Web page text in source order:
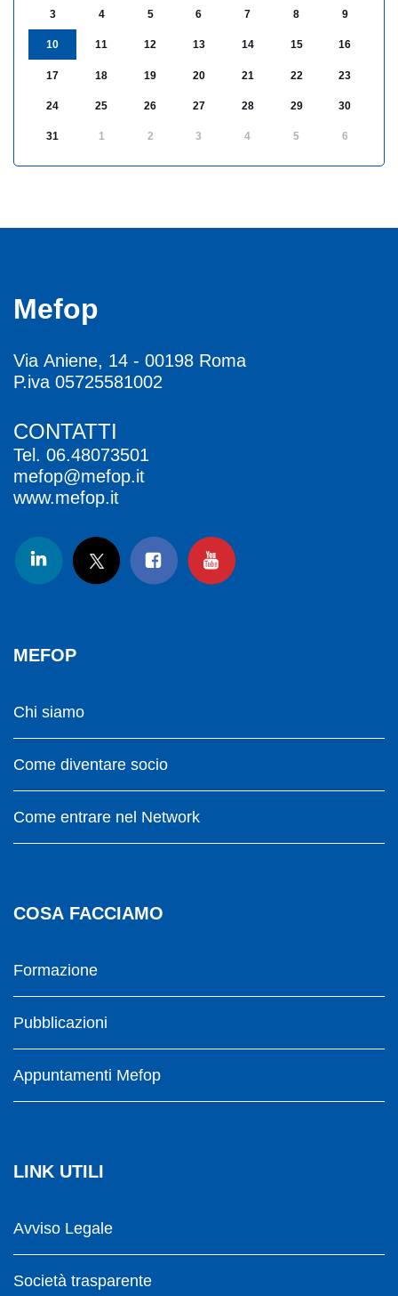
3 4 5 6 7 8 9
10 11 12 13 14 15 16
17 18 19 20 21 22 23
24 25 26 27 28 29 30
31 1 2 3 4 5 6
Mefop
Via Aniene, 14 - 00198 Roma
P.iva 05725581002
CONTATTI
Tel. 06.48073501
mefop@mefop.it
www.mefop.it
MEFOP
Chi siamo
Come diventare socio
Come entrare nel Network
COSA FACCIAMO
Formazione
Pubblicazioni
Appuntamenti Mefop
LINK UTILI
Avviso Legale
Società trasparente